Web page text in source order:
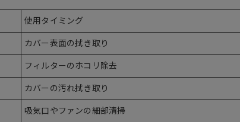
使用タイミング
カバー表面の拭き取り
フィルターのホコリ除去
カバーの汚れ拭き取り
吸気口やファンの細部清掃